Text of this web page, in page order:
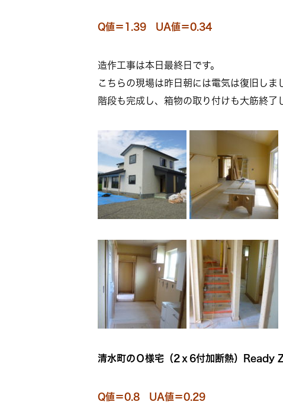
Q値＝1.39 UA値＝0.34
造作工事は本日最終日です。
こちらの現場は昨日朝には電気は復旧しま
階段も完成し、箱物の取り付けも大筋終了
清水町のＯ様宅（2ｘ6付加断熱）Ready
Q値＝0.8 UA値＝0.29